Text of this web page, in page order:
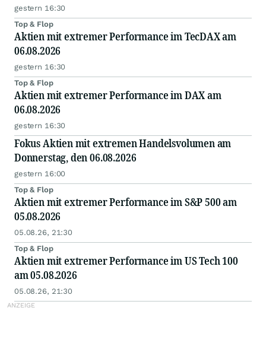
gestern 16:30
Top & Flop
Aktien mit extremer Performance im TecDAX am
06.08.2026
gestern 16:30
Top & Flop
Aktien mit extremer Performance im DAX am
06.08.2026
gestern 16:30
Fokus Aktien mit extremen Handelsvolumen am
Donnerstag, den 06.08.2026
gestern 16:00
Top & Flop
Aktien mit extremer Performance im S&P 500 am
05.08.2026
05.08.26, 21:30
Top & Flop
Aktien mit extremer Performance im US Tech 100
am 05.08.2026
05.08.26, 21:30